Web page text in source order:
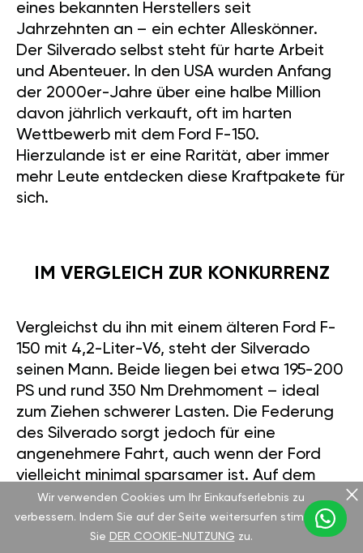
eines bekannten Herstellers seit
Jahrzehnten an – ein echter Alleskönner.
Der Silverado selbst steht für harte Arbeit
und Abenteuer. In den USA wurden Anfang
der 2000er-Jahre über eine halbe Million
davon jährlich verkauft, oft im harten
Wettbewerb mit dem Ford F-150.
Hierzulande ist er eine Rarität, aber immer
mehr Leute entdecken diese Kraftpakete für
sich.
IM VERGLEICH ZUR KONKURRENZ
Vergleichst du ihn mit einem älteren Ford F-
150 mit 4,2-Liter-V6, steht der Silverado
seinen Mann. Beide liegen bei etwa 195-200
PS und rund 350 Nm Drehmoment – ideal
zum Ziehen schwerer Lasten. Die Federung
des Silverado sorgt jedoch für eine
angenehmere Fahrt, auch wenn der Ford
vielleicht minimal sparsamer ist. Auf dem
Gebrauchtmarkt kosten beide je nach
Zustand zwischen 10.000 und 15.000 €. Im
Innenraum ist der Silverado zweckmäßig und
Wir verwenden Cookies um Ihr Einkaufserlebnis zu
verbessern. Indem Sie auf der Seite weitersurfen stimmen
Sie DER COOKIE-NUTZUNG zu.